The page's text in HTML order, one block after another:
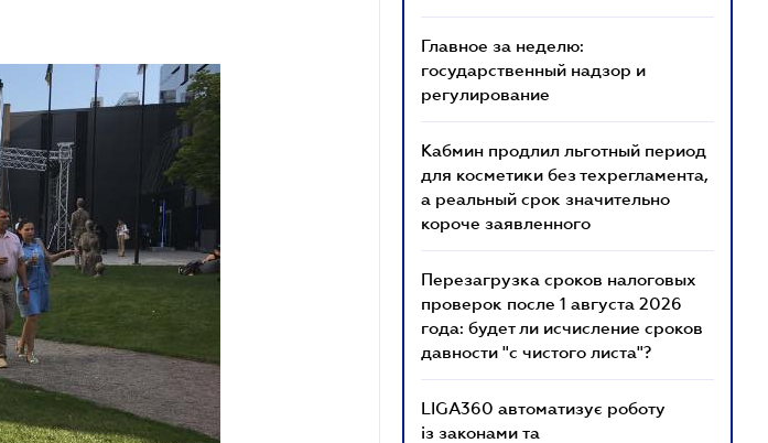
Главное за неделю:
государственный надзор и
регулирование
Кабмин продлил льготный период
для косметики без техрегламента,
а реальный срок значительно
короче заявленного
Перезагрузка сроков налоговых
проверок после 1 августа 2026
года: будет ли исчисление сроков
давности "с чистого листа"?
LIGA360 автоматизує роботу
із законами та